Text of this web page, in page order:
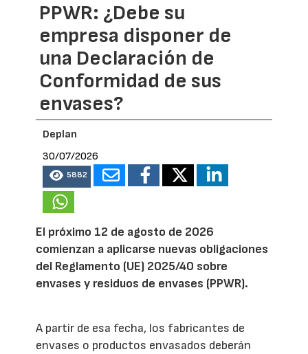
PPWR: ¿Debe su
empresa disponer de
una Declaración de
Conformidad de sus
envases?
Deplan
30/07/2026
5882
El próximo 12 de agosto de 2026
comienzan a aplicarse nuevas obligaciones
del Reglamento (UE) 2025/40 sobre
envases y residuos de envases (PPWR).
A partir de esa fecha, los fabricantes de
envases o productos envasados deberán